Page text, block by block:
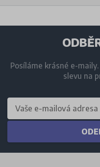
Posíláme krásné e-
slevu na